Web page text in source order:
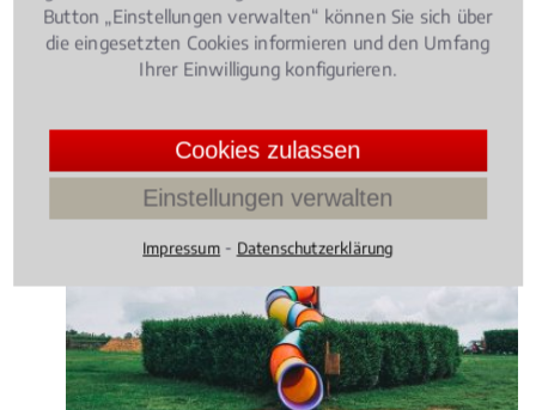
Button „Einstellungen verwalten“ können Sie sich über
die eingesetzten Cookies informieren und den Umfang
Ihrer Einwilligung konfigurieren.
Cookies zulassen
Einstellungen verwalten
Impressum ⁃ Datenschutzerklärung